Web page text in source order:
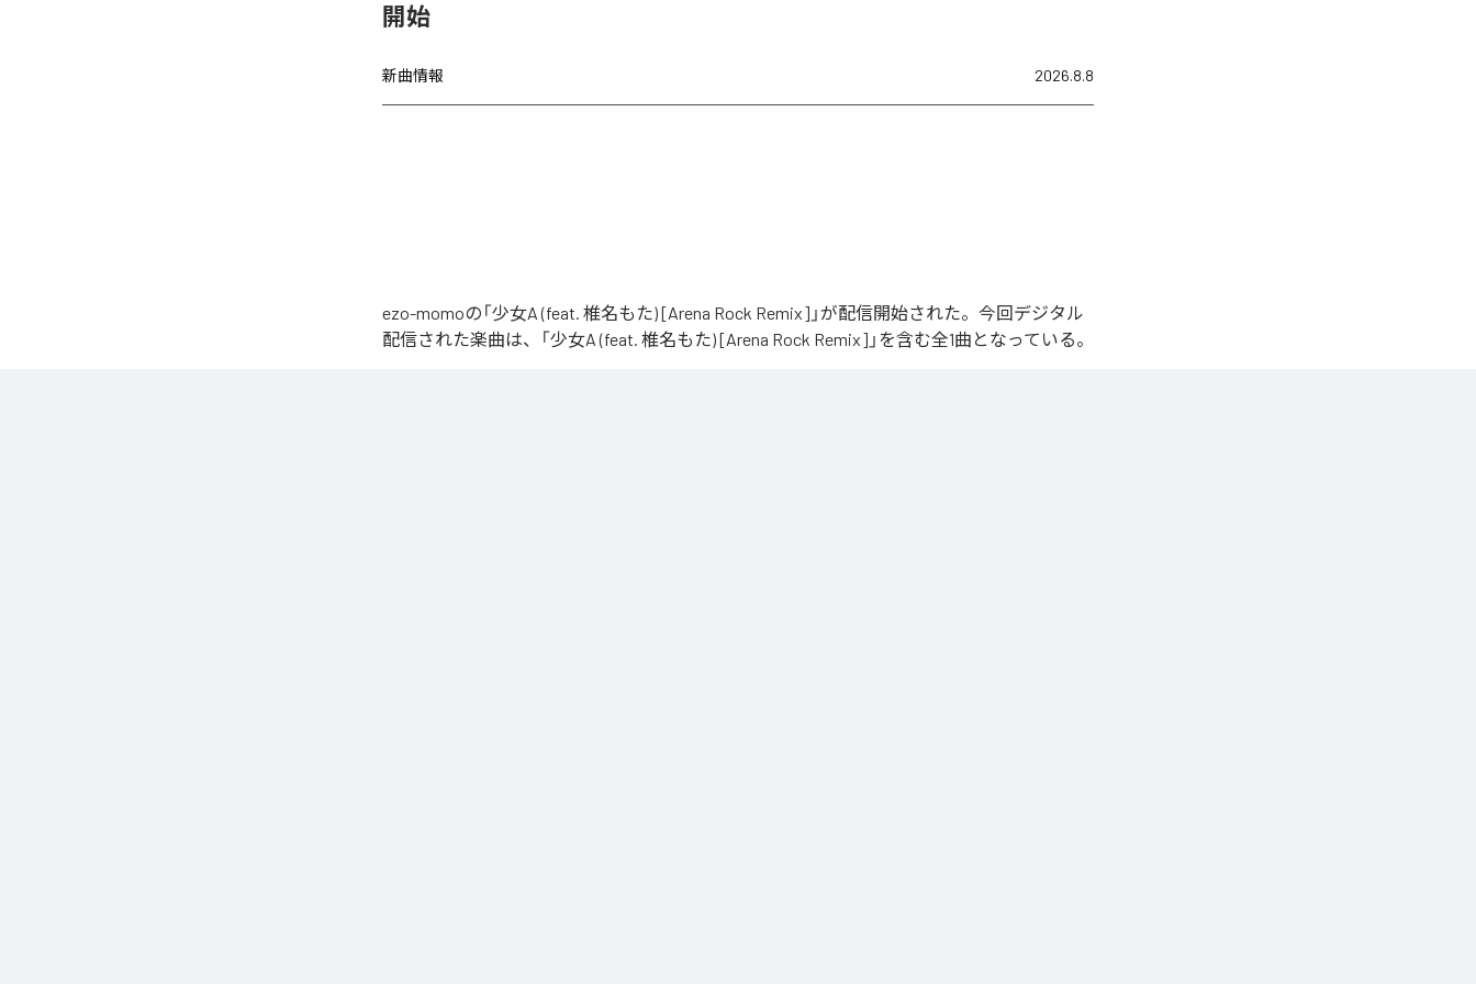
開始
新曲情報 2026.8.8
ezo-momoの「少女A (feat. 椎名もた) [Arena Rock Remix]」が配信開始された。今回デジタル
配信された楽曲は、「少女A (feat. 椎名もた) [Arena Rock Remix]」を含む全1曲となっている。